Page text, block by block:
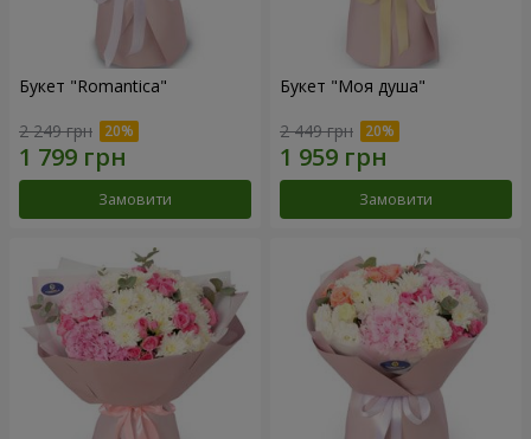
Букет "Romantica"
2 249 грн
Замовити
Букет "Моя душа"
2 449 грн
Замовити